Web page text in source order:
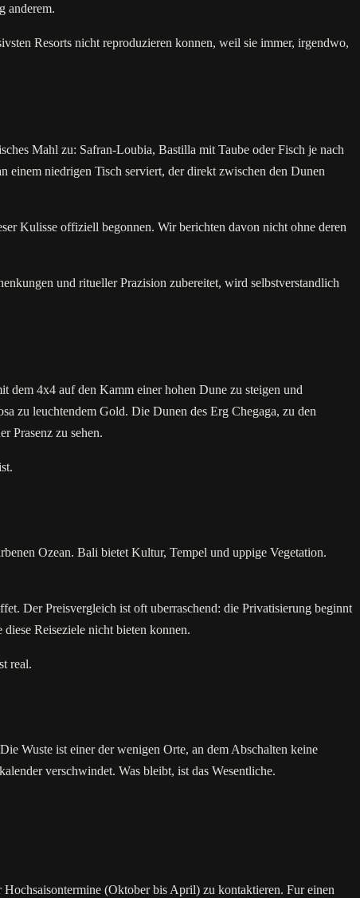
anderem.
Resorts nicht reproduzieren konnen, weil sie immer, irgendwo,
Mahl zu: Safran-Loubia, Bastilla mit Taube oder Fisch je nach
einem niedrigen Tisch serviert, der direkt zwischen den Dunen
Kulisse offiziell begonnen. Wir berichten davon nicht ohne deren
und ritueller Prazision zubereitet, wird selbstverstandlich
dem 4x4 auf den Kamm einer hohen Dune zu steigen und
zu leuchtendem Gold. Die Dunen des Erg Chegaga, zu den
Prasenz zu sehen.
Ozean. Bali bietet Kultur, Tempel und uppige Vegetation.
Der Preisvergleich ist oft uberraschend: die Privatisierung beginnt
Reiseziele nicht bieten konnen.
real.
Wuste ist einer der wenigen Orte, an dem Abschalten keine
verschwindet. Was bleibt, ist das Wesentliche.
(Oktober bis April) zu kontaktieren. Fur einen